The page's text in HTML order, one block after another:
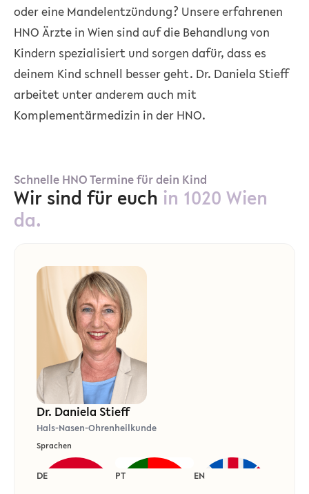
oder eine Mandelentzündung? Unsere erfahrenen
HNO Ärzte in Wien sind auf die Behandlung von
Kindern spezialisiert und sorgen dafür, dass es
deinem Kind schnell besser geht. Dr. Daniela Stieff
arbeitet unter anderem auch mit
Komplementärmedizin in der HNO.
Schnelle HNO Termine für dein Kind
Wir sind für euch in 1020 Wien
da.
Dr. Daniela Stieff
Hals-Nasen-Ohrenheilkunde
Sprachen
DE PT EN